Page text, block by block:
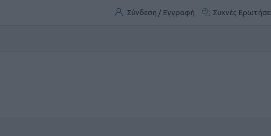
Σύνδεση / Εγγραφή Συχνές